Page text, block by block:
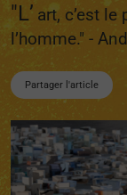
"L’ art, c’est
l’homme." -
Partager l'article